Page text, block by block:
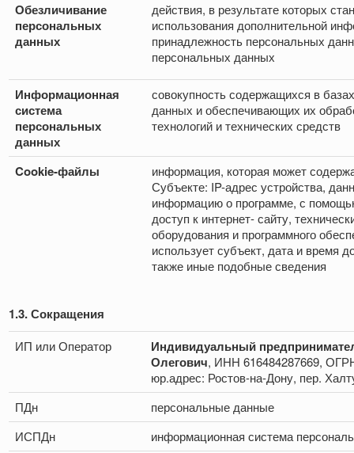
Обезличивание
персональных
данных
действия, в результате которых
использования дополнительной
принадлежность персональных
персональных данных
Информационная
система
персональных
данных
совокупность содержащихся в
данных и обеспечивающих их
технологий и технических средств
Cookie-файлы
информация, которая может
Субъекте: IP-адрес устройства,
информацию о программе, с
доступ к интернет- сайту,
оборудования и программного
использует субъект, дата и время
также иные подобные сведения
1.3. Сокращения
ИП или Оператор
Индивидуальный
Олегович, ИНН 616484287669,
юр.адрес: Ростов-на-Дону, пер.
ПДн
персональные данные
ИСПДн
информационная система